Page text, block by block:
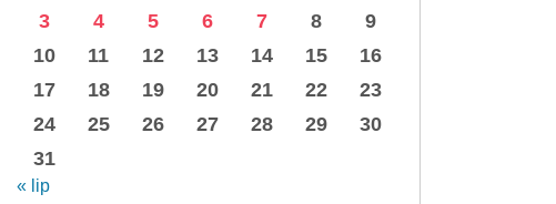
3
4 5 6 7 8
9
10
11 12 13 14 15
16
17
18 19 20 21 22
23
24
25 26 27 28 29
30
31
« lip